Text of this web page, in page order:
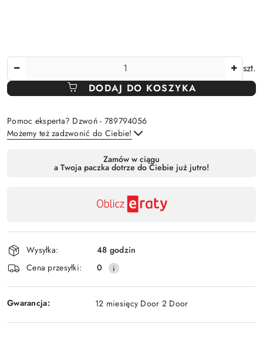
szt.
DODAJ DO KOSZYKA
Pomoc eksperta? Dzwoń - 789794056
Możemy też zadzwonić do Ciebie!
Zamów w ciągu
a Twoja paczka dotrze do Ciebie już jutro!
Wysyłka:
48 godzin
Cena przesyłki:
0
Gwarancja: 12 miesięcy Door 2 Door